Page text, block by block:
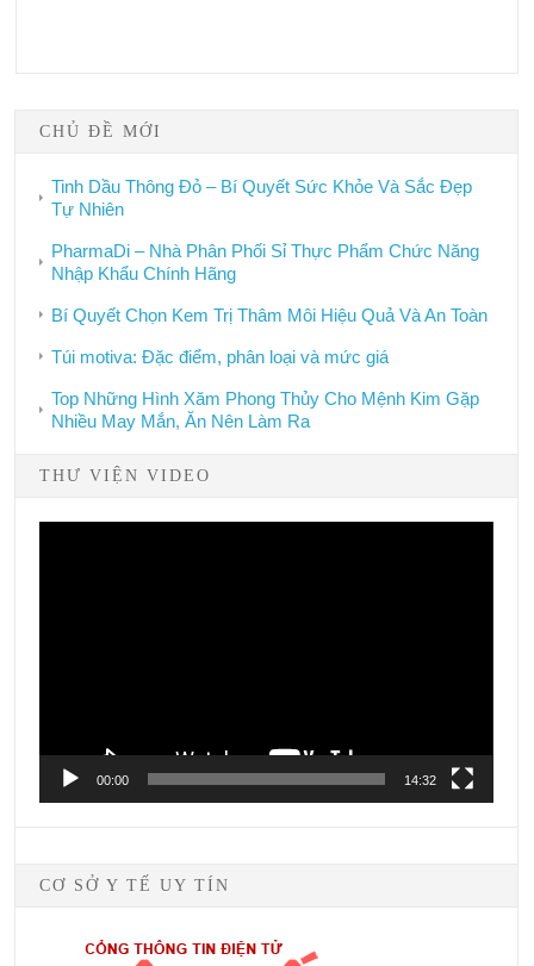
CHỦ ĐỀ MỚI
Tinh Dầu Thông Đỏ – Bí Quyết Sức Khỏe Và Sắc Đẹp
Tự Nhiên
PharmaDi – Nhà Phân Phối Sỉ Thực Phẩm Chức Năng
Nhập Khẩu Chính Hãng
Bí Quyết Chọn Kem Trị Thâm Môi Hiệu Quả Và An Toàn
Túi motiva: Đặc điểm, phân loại và mức giá
Top Những Hình Xăm Phong Thủy Cho Mệnh Kim Gặp
Nhiều May Mắn, Ăn Nên Làm Ra
THƯ VIỆN VIDEO
00:00 14:32
CƠ SỞ Y TẾ UY TÍN